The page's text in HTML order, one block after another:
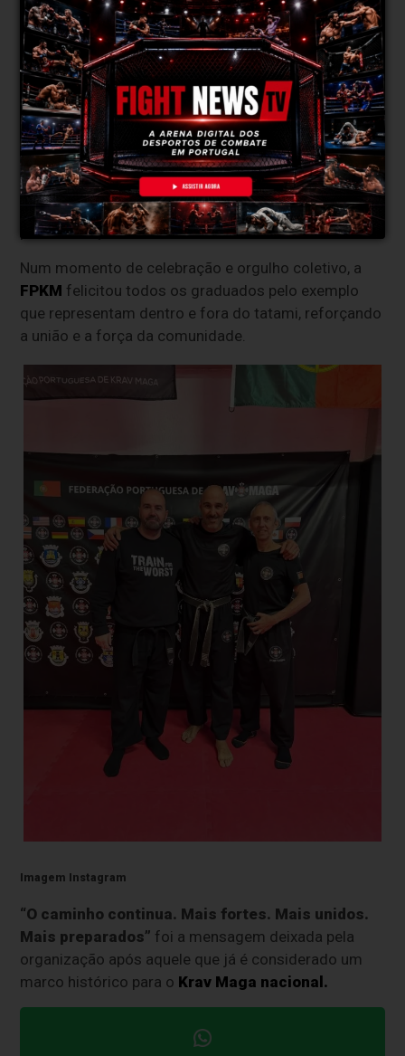
Imagem Instagram
A federação destacou ainda o empenho e a entrega
demonstrados por todos os candidatos, sublinhando
que cada graduação conquistada é o reflexo de um
percurso exigente, construído com esforço,
perseverança e lealdade à modalidade.
Num momento de celebração e orgulho coletivo, a
FPKM felicitou todos os graduados pelo exemplo
que representam dentro e fora do tatami, reforçando
a união e a força da comunidade.
Imagem Instagram
“O caminho continua. Mais fortes. Mais unidos.
Mais preparados” foi a mensagem deixada pela
organização após aquele que já é considerado um
marco histórico para o Krav Maga nacional.